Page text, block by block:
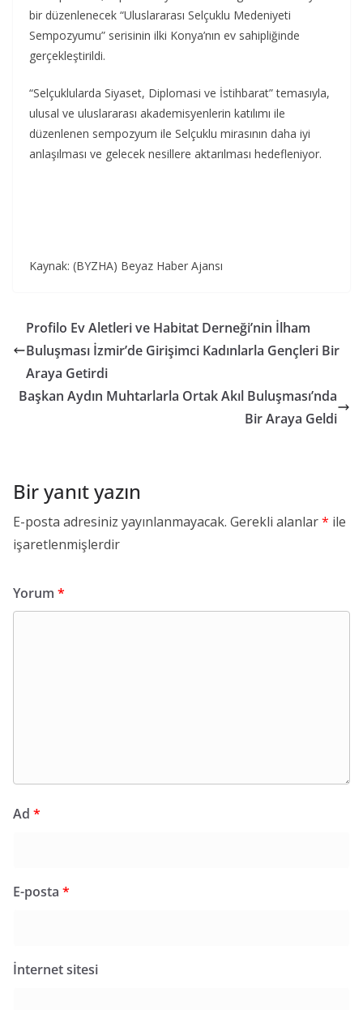
bir düzenlenecek “Uluslararası Selçuklu Medeniyeti
Sempozyumu” serisinin ilki Konya’nın ev sahipliğinde
gerçekleştirildi.
“Selçuklularda Siyaset, Diplomasi ve İstihbarat” temasıyla,
ulusal ve uluslararası akademisyenlerin katılımı ile
düzenlenen sempozyum ile Selçuklu mirasının daha iyi
anlaşılması ve gelecek nesillere aktarılması hedefleniyor.
Kaynak: (BYZHA) Beyaz Haber Ajansı
Profilo Ev Aletleri ve Habitat Derneği’nin İlham
Buluşması İzmir’de Girişimci Kadınlarla Gençleri Bir
Araya Getirdi
Başkan Aydın Muhtarlarla Ortak Akıl Buluşması’nda
Bir Araya Geldi
Bir yanıt yazın
E-posta adresiniz yayınlanmayacak. Gerekli alanlar* ile
işaretlenmişlerdir
Yorum *
Ad *
E-posta *
İnternet sitesi